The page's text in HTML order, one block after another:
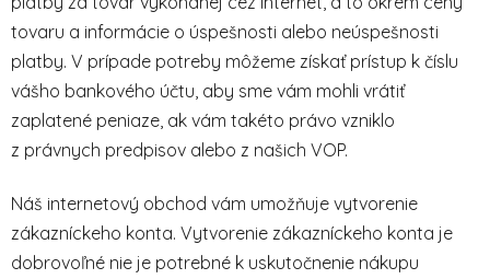
tovaru a informácie o úspešnosti alebo neúspešnosti
platby. V prípade potreby môžeme získať prístup k číslu
vášho bankového účtu, aby sme vám mohli vrátiť
zaplatené peniaze, ak vám takéto právo vzniklo
z právnych predpisov alebo z našich VOP.
Náš internetový obchod vám umožňuje vytvorenie
zákazníckeho konta. Vytvorenie zákazníckeho konta je
dobrovoľné nie je potrebné k uskutočnenie nákupu